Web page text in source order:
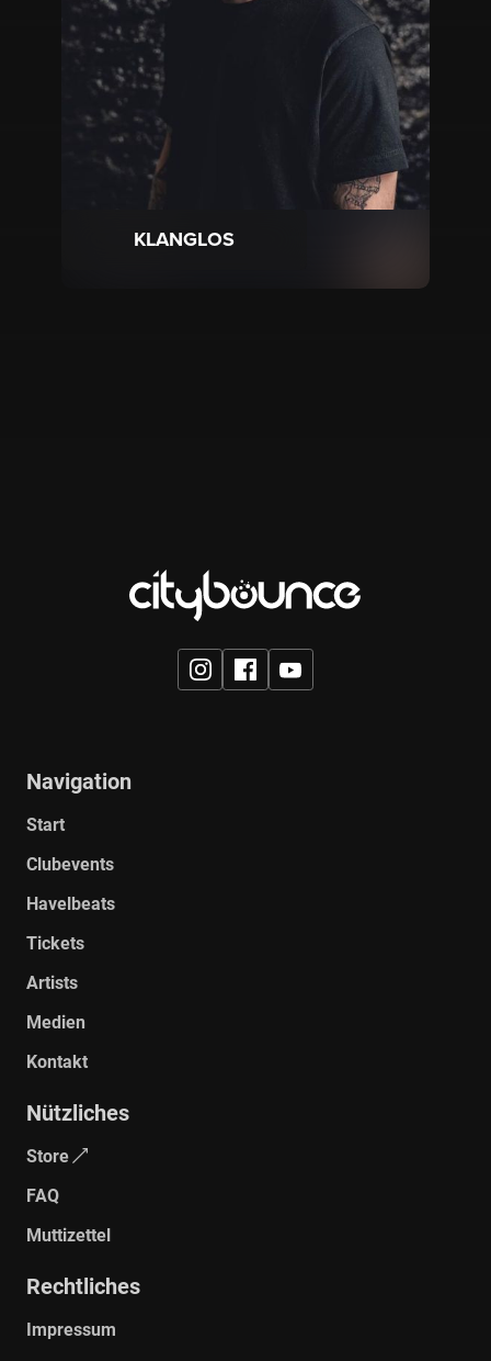
KLANGLOS
Navigation
Start
Clubevents
Havelbeats
Tickets
Artists
Medien
Kontakt
Nützliches
Store
FAQ
Muttizettel
Rechtliches
Impressum